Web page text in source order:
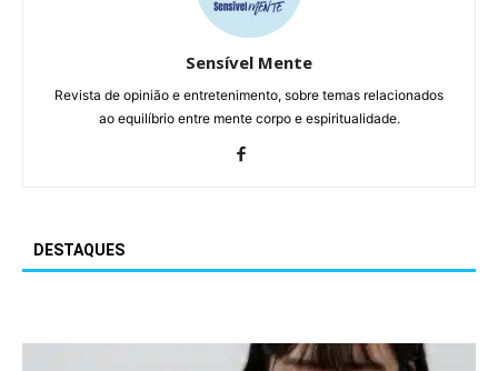
Sensível Mente
Revista de opinião e entretenimento, sobre temas relacionados
ao equilíbrio entre mente corpo e espiritualidade.
DESTAQUES